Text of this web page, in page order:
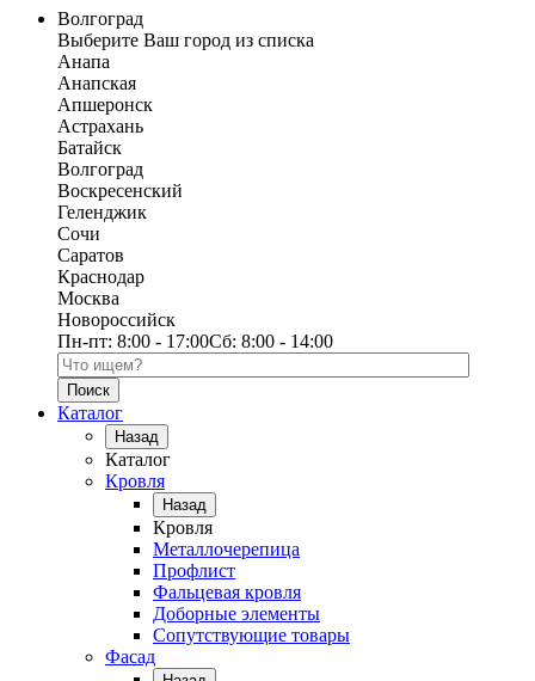
Волгоград
Выберите Ваш город из списка
Анапа
Анапская
Апшеронск
Астрахань
Батайск
Волгоград
Воскресенский
Геленджик
Сочи
Саратов
Краснодар
Москва
Новороссийск
Пн-пт: 8:00 - 17:00Сб: 8:00 - 14:00
Поиск по каталогу
Каталог
Назад
Каталог
Кровля
Назад
Кровля
Металлочерепица
Профлист
Фальцевая кровля
Доборные элементы
Сопутствующие товары
Фасад